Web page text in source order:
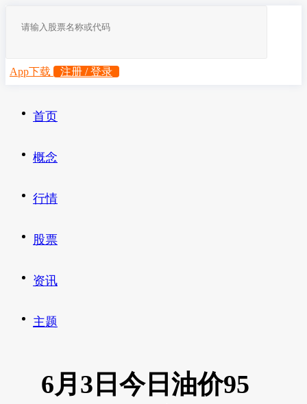
App下载 注册 / 登录
首页
概念
行情
股票
资讯
主题
6月3日今日油价95